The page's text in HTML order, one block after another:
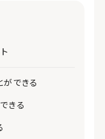
ができる
きる